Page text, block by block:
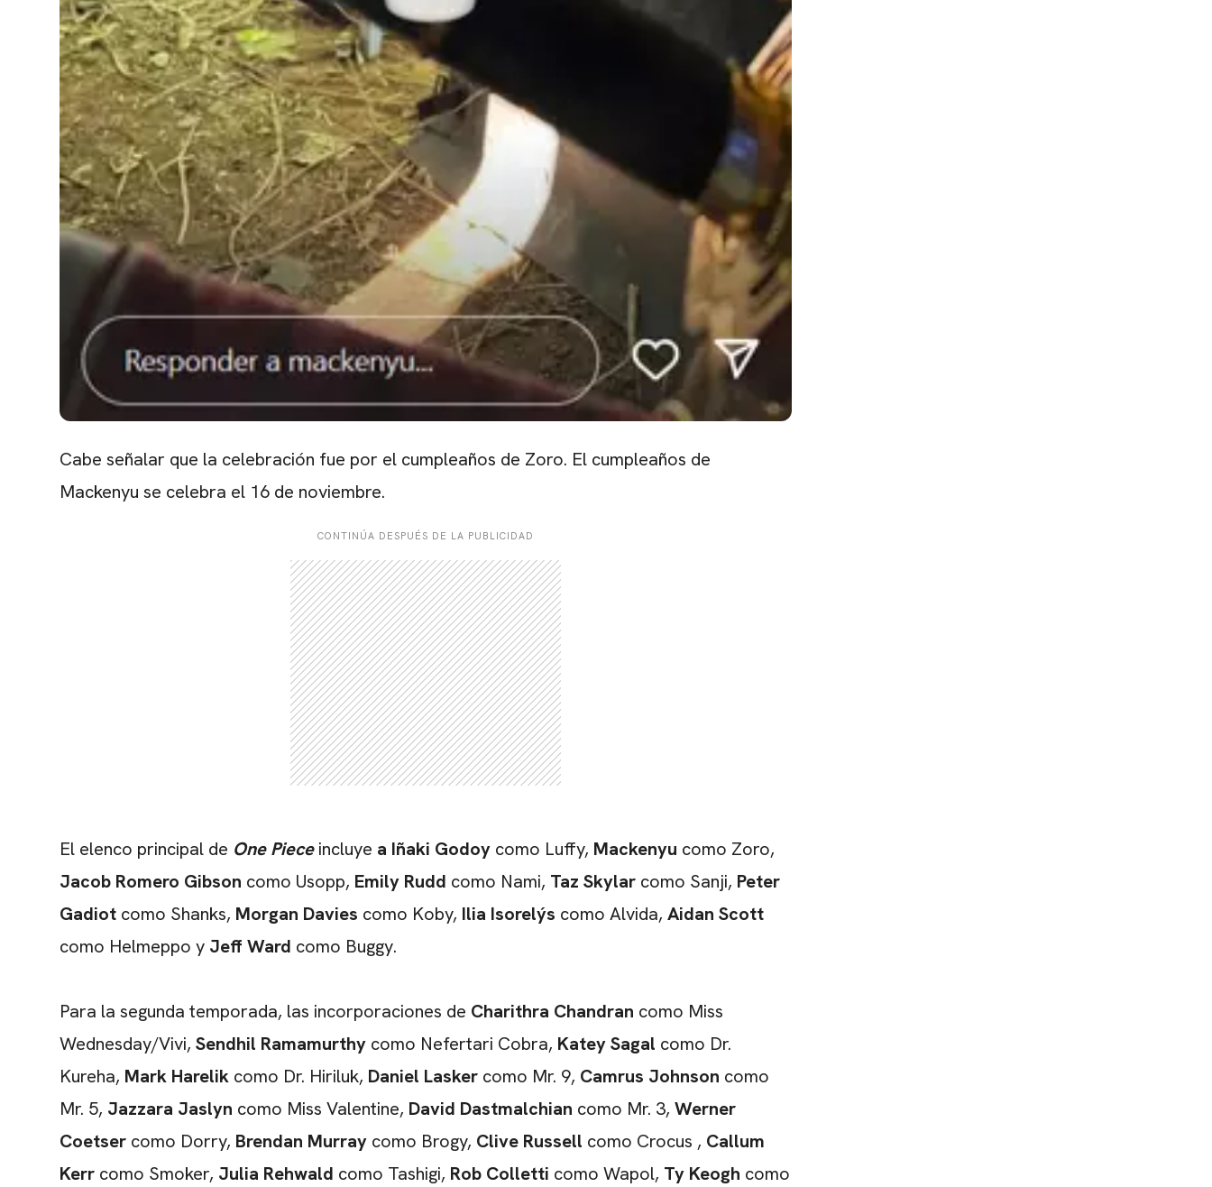
Cabe señalar que la celebración fue por el cumpleaños de Zoro. El cumpleaños de
Mackenyu se celebra el 16 de noviembre.
CONTINÚA DESPUÉS DE LA PUBLICIDAD
El elenco principal de One Pieceincluye a Iñaki Godoy como Luffy, Mackenyu como Zoro,
Jacob Romero Gibson como Usopp, Emily Rudd como Nami, Taz Skylar como Sanji, Peter
Gadiot como Shanks, Morgan Davies como Koby, Ilia Isorelýs como Alvida, Aidan Scott
como Helmeppo y Jeff Ward como Buggy.
Para la segunda temporada, las incorporaciones de Charithra Chandran como Miss
Wednesday/Vivi, Sendhil Ramamurthy como Nefertari Cobra, Katey Sagal como Dr.
Kureha, Mark Harelik como Dr. Hiriluk, Daniel Lasker como Mr. 9, Camrus Johnson como
Mr. 5, Jazzara Jaslyn como Miss Valentine, David Dastmalchian como Mr. 3, Werner
Coetser como Dorry, Brendan Murray como Brogy, Clive Russell como Crocus , Callum
Kerr como Smoker, Julia Rehwald como Tashigi, Rob Colletti como Wapol, Ty Keogh como